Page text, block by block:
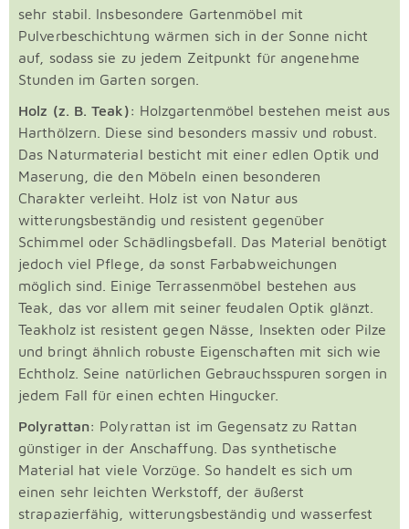
sehr stabil. Insbesondere Gartenmöbel mit
Pulverbeschichtung wärmen sich in der Sonne nicht
auf, sodass sie zu jedem Zeitpunkt für angenehme
Stunden im Garten sorgen.
Holz (z. B. Teak): Holzgartenmöbel bestehen meist aus
Harthölzern. Diese sind besonders massiv und robust.
Das Naturmaterial besticht mit einer edlen Optik und
Maserung, die den Möbeln einen besonderen
Charakter verleiht. Holz ist von Natur aus
witterungsbeständig und resistent gegenüber
Schimmel oder Schädlingsbefall. Das Material benötigt
jedoch viel Pflege, da sonst Farbabweichungen
möglich sind. Einige Terrassenmöbel bestehen aus
Teak, das vor allem mit seiner feudalen Optik glänzt.
Teakholz ist resistent gegen Nässe, Insekten oder Pilze
und bringt ähnlich robuste Eigenschaften mit sich wie
Echtholz. Seine natürlichen Gebrauchsspuren sorgen in
jedem Fall für einen echten Hingucker.
Polyrattan: Polyrattan ist im Gegensatz zu Rattan
günstiger in der Anschaffung. Das synthetische
Material hat viele Vorzüge. So handelt es sich um
einen sehr leichten Werkstoff, der äußerst
strapazierfähig, witterungsbeständig und wasserfest